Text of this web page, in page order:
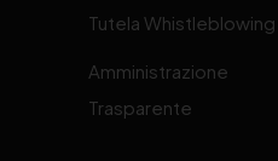
Tutela Whistleblowing
Amministrazione
Trasparente